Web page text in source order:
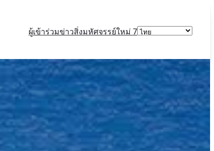
ผู้เข้าร่วมข่าวสิ่งมหัศจรรย์ใหม่ 7Choose